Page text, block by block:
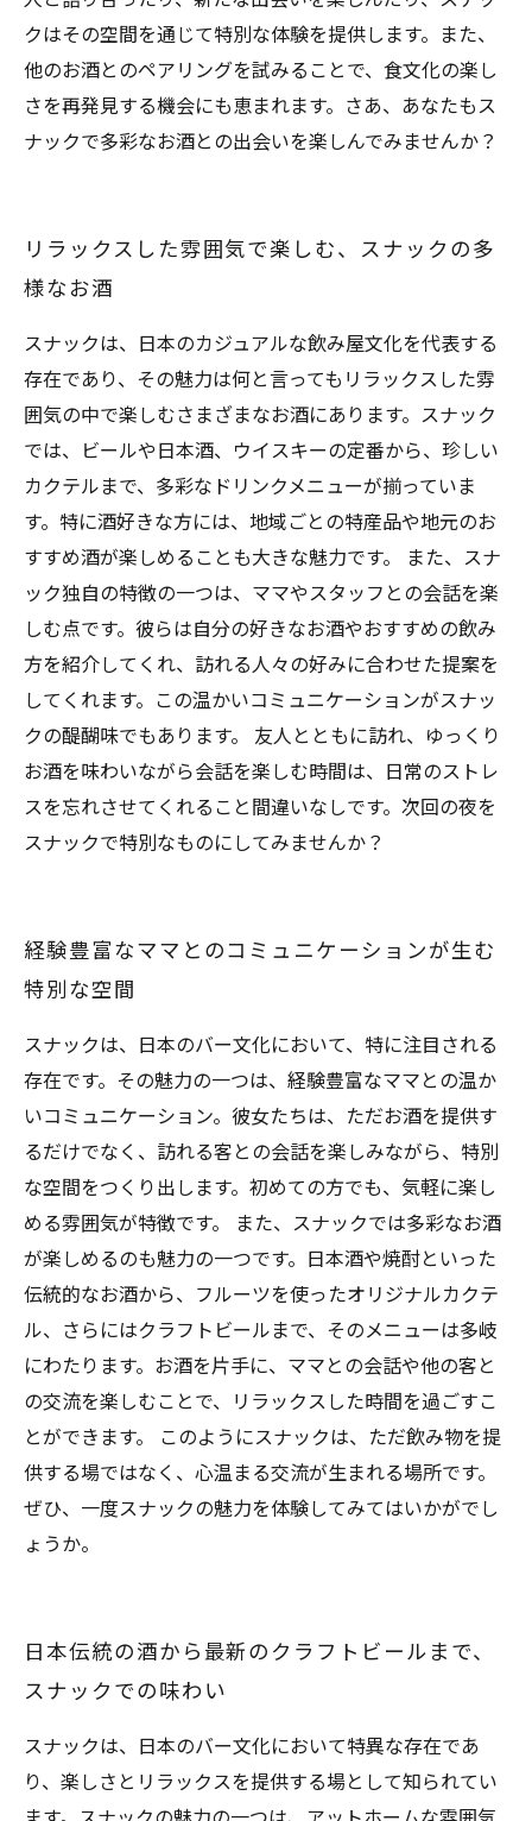
クはその空間を通じて特別な体験を提供します。また、
他のお酒とのペアリングを試みることで、食文化の楽し
さを再発見する機会にも恵まれます。さあ、あなたもス
ナックで多彩なお酒との出会いを楽しんでみませんか？
リラックスした雰囲気で楽しむ、スナックの多
様なお酒
スナックは、日本のカジュアルな飲み屋文化を代表する
存在であり、その魅力は何と言ってもリラックスした雰
囲気の中で楽しむさまざまなお酒にあります。スナック
では、ビールや日本酒、ウイスキーの定番から、珍しい
カクテルまで、多彩なドリンクメニューが揃っていま
す。特に酒好きな方には、地域ごとの特産品や地元のお
すすめ酒が楽しめることも大きな魅力です。 また、スナ
ック独自の特徴の一つは、ママやスタッフとの会話を楽
しむ点です。彼らは自分の好きなお酒やおすすめの飲み
方を紹介してくれ、訪れる人々の好みに合わせた提案を
してくれます。この温かいコミュニケーションがスナッ
クの醍醐味でもあります。 友人とともに訪れ、ゆっくり
お酒を味わいながら会話を楽しむ時間は、日常のストレ
スを忘れさせてくれること間違いなしです。次回の夜を
スナックで特別なものにしてみませんか？
経験豊富なママとのコミュニケーションが生む
特別な空間
スナックは、日本のバー文化において、特に注目される
存在です。その魅力の一つは、経験豊富なママとの温か
いコミュニケーション。彼女たちは、ただお酒を提供す
るだけでなく、訪れる客との会話を楽しみながら、特別
な空間をつくり出します。初めての方でも、気軽に楽し
める雰囲気が特徴です。 また、スナックでは多彩なお酒
が楽しめるのも魅力の一つです。日本酒や焼酎といった
伝統的なお酒から、フルーツを使ったオリジナルカクテ
ル、さらにはクラフトビールまで、そのメニューは多岐
にわたります。お酒を片手に、ママとの会話や他の客と
の交流を楽しむことで、リラックスした時間を過ごすこ
とができます。 このようにスナックは、ただ飲み物を提
供する場ではなく、心温まる交流が生まれる場所です。
ぜひ、一度スナックの魅力を体験してみてはいかがでし
ょうか。
日本伝統の酒から最新のクラフトビールまで、
スナックでの味わい
スナックは、日本のバー文化において特異な存在であ
り、楽しさとリラックスを提供する場として知られてい